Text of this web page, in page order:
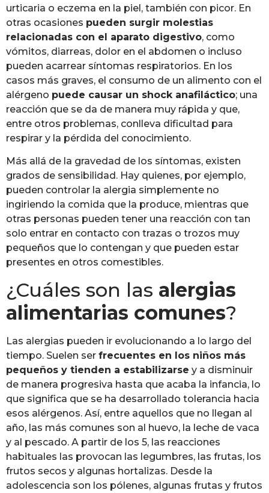
urticaria o eczema en la piel, también con picor. En
otras ocasiones pueden surgir molestias
relacionadas con el aparato digestivo, como
vómitos, diarreas, dolor en el abdomen o incluso
pueden acarrear síntomas respiratorios. En los
casos más graves, el consumo de un alimento con el
alérgeno puede causar un shock anafiláctico; una
reacción que se da de manera muy rápida y que,
entre otros problemas, conlleva dificultad para
respirar y la pérdida del conocimiento.
Más allá de la gravedad de los síntomas, existen
grados de sensibilidad. Hay quienes, por ejemplo,
pueden controlar la alergia simplemente no
ingiriendo la comida que la produce, mientras que
otras personas pueden tener una reacción con tan
solo entrar en contacto con trazas o trozos muy
pequeños que lo contengan y que pueden estar
presentes en otros comestibles.
¿Cuáles son las alergias
alimentarias comunes?
Las alergias pueden ir evolucionando a lo largo del
tiempo. Suelen ser frecuentes en los niños más
pequeños y tienden a estabilizarse y a disminuir
de manera progresiva hasta que acaba la infancia, lo
que significa que se ha desarrollado tolerancia hacia
esos alérgenos. Así, entre aquellos que no llegan al
año, las más comunes son al huevo, la leche de vaca
y al pescado. A partir de los 5, las reacciones
habituales las provocan las legumbres, las frutas, los
frutos secos y algunas hortalizas. Desde la
adolescencia son los pólenes, algunas frutas y frutos